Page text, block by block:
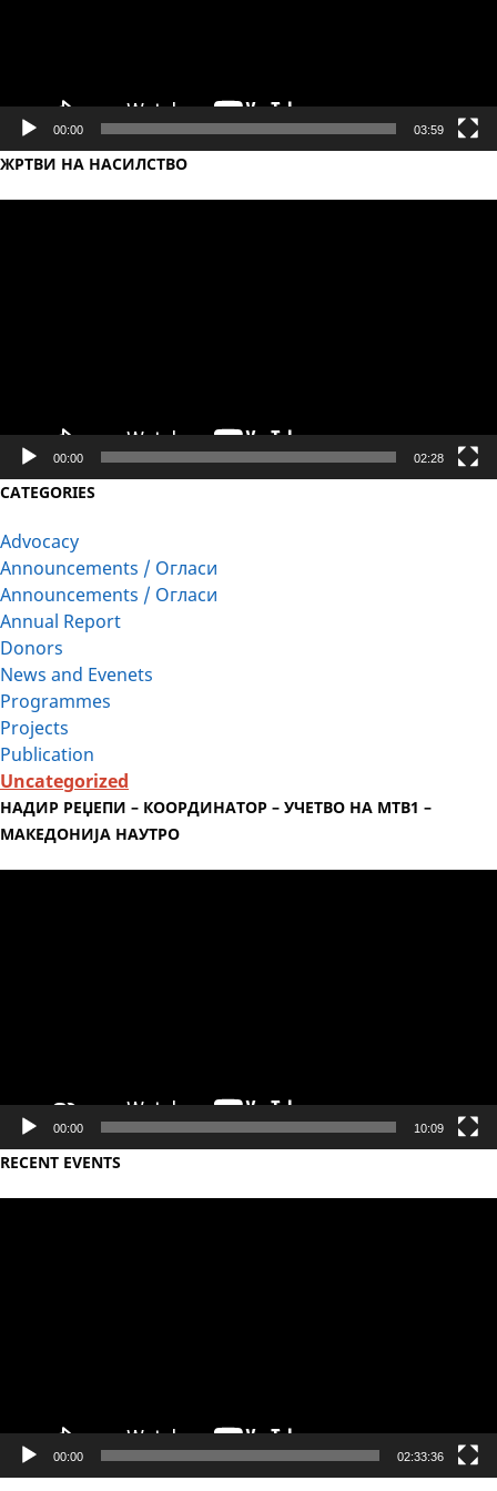
00:00 03:59
ЖРТВИ НА НАСИЛСТВО
00:00 02:28
CATEGORIES
Advocacy
Announcements / Огласи
Announcements / Огласи
Annual Report
Donors
News and Evenets
Programmes
Projects
Publication
Uncategorized
НАДИР РЕЏЕПИ – КООРДИНАТОР – УЧЕТВО НА МТВ1 –
МАКЕДОНИЈА НАУТРО
00:00 10:09
RECENT EVENTS
00:00 02:33:36